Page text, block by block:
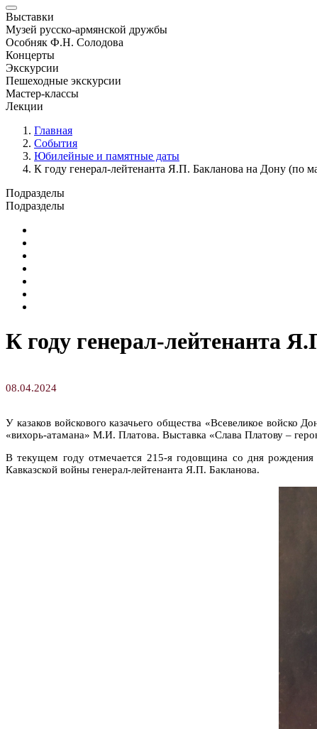
Выставки
Музей русско-армянской дружбы
Особняк Ф.Н. Солодова
Концерты
Экскурсии
Пешеходные экскурсии
Мастер-классы
Лекции
Главная
События
Юбилейные и памятные даты
К году генерал-лейтенанта Я.П. Бакланова на Дону (по
Подразделы
Подразделы
К году генерал-лейтенанта
08.04.2024
У казаков войскового казачьего общества «Всевеликое войско
«вихорь-атамана» М.И. Платова. Выставка «Слава Платову –
В текущем году отмечается 215-я годовщина со дня
Кавказской войны генерал-лейтенанта Я.П. Бакланова.